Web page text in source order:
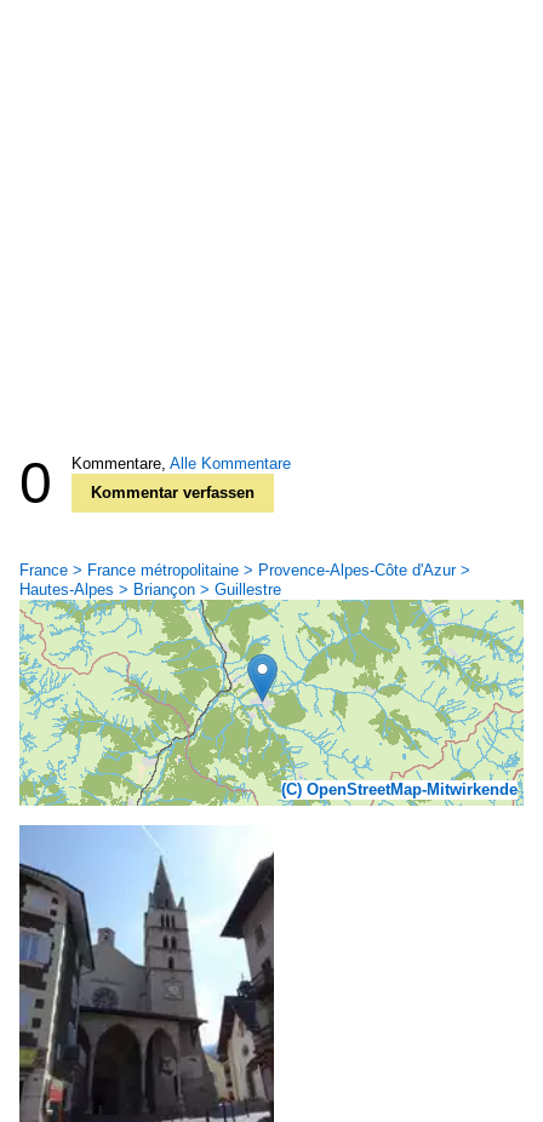
0 Kommentare, Alle Kommentare
Kommentar verfassen
France > France métropolitaine > Provence-Alpes-Côte d'Azur >
Hautes-Alpes > Briançon > Guillestre
(C) OpenStreetMap-Mitwirkende